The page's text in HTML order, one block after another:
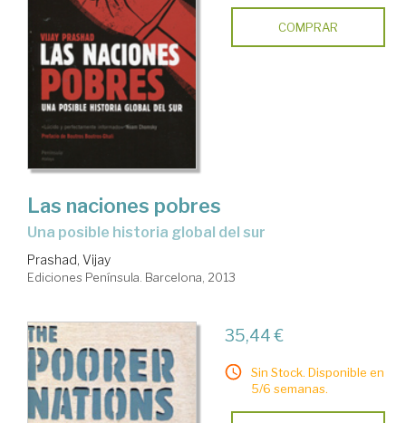
COMPRAR
Las naciones pobres
una posible historia global del sur
Prashad, Vijay
Ediciones Península. Barcelona, 2013
35,44 €
Sin Stock. Disponible en
5/6 semanas.